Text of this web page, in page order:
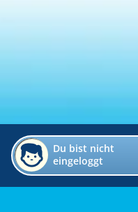
Du bist nicht
eingeloggt